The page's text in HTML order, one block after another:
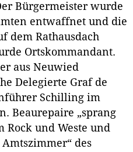
Bürgermeister wurde
entwaffnet und die
dem Rathausdach
Ortskommandant.
aus Neuwied
Delegierte Graf de
Schilling im
Beaurepaire „sprang
und Weste und
des